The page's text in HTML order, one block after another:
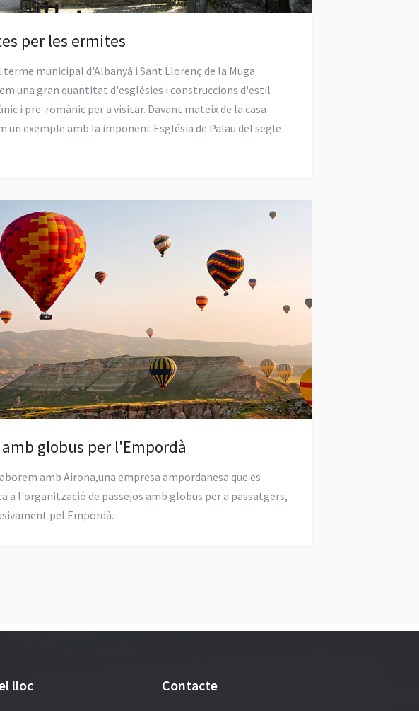
per les ermites
terme municipal d'Albanyà i Sant Llorenç de la Muga
una gran quantitat d'esglésies i construccions d'estil
i pre-romànic per a visitar. Davant mateix de la casa
un exemple amb la imponent Església de Palau del segle
amb globus per l'Empordà
amb Airona,una empresa ampordanesa que es
a l'organització de passejos amb globus per a passatgers,
pel Empordà.
lloc Contacte